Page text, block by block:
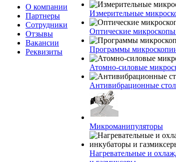
О компании
Партнеры
Сотрудники
Отзывы
Вакансии
Реквизиты
Измерительные
Оптические
Программы
Атомно-силовые
Антивибрационные
Микроманипуляторы
Нагревательные и